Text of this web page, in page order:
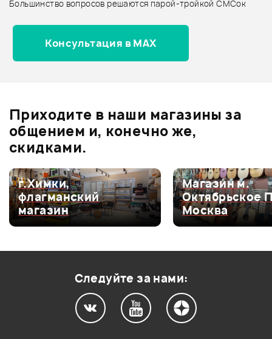
25 990 ₽
РЭКОВЫЙ ШКАФ PROEL
0.0
Оценка5
0
Оценка4
0
Оценка3
0
Все товары SHURE
Архив товаров - новинки
Большинство вопросов решаются парой-тройкой СМСок
Консультация в MAX
Приходите в наши магазины за
общением и, конечно же,
скидками.
г.Химки,
флагманский
магазин
Магазин м.
Октябрьское
Москва
Следуйте за нами: